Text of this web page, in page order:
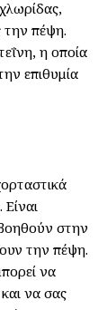
την πέψη.
η οποία
επιθυμία
βοηθούν στην
την πέψη.
να
να σας